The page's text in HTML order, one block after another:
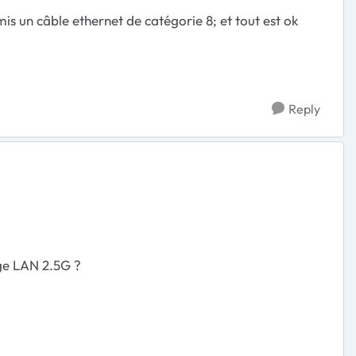
un câble ethernet de catégorie 8; et tout est ok
Reply
LAN 2.5G ?